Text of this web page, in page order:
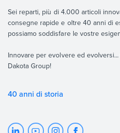
Sei reparti, più di 4.000 articoli
consegne rapide e oltre 40 anni di
possiamo soddisfare le vostre
Innovare per evolvere ed
Dakota Group!
40 anni di storia